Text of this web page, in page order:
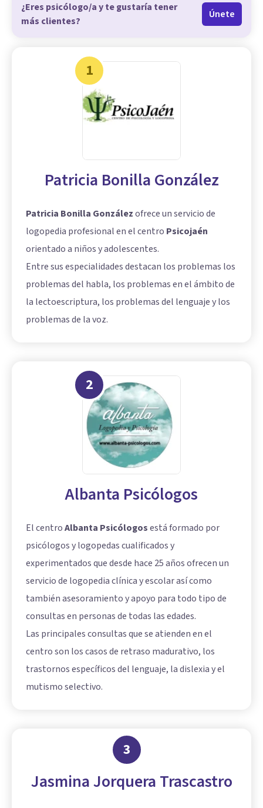
¿Eres psicólogo/a y te gustaría tener
más clientes?
Únete
1
Patricia Bonilla González
Patricia Bonilla Gonzálezofrece un servicio de
logopedia profesional en el centro Psicojaén
orientado a niños y adolescentes.
Entre sus especialidades destacan los problemas los
problemas del habla, los problemas en el ámbito de
la lectoescriptura, los problemas del lenguaje y los
problemas de la voz.
2
Albanta Psicólogos
El centroAlbanta Psicólogosestá formado por
psicólogos y logopedas cualificados y
experimentados que desde hace 25 años ofrecen un
servicio de logopedia clínica y escolar así como
también asesoramiento y apoyo para todo tipo de
consultas en personas de todas las edades.
Las principales consultas que se atienden en el
centro son los casos de retraso madurativo, los
trastornos específicos del lenguaje, la dislexia y el
mutismo selectivo.
3
Jasmina Jorquera Trascastro